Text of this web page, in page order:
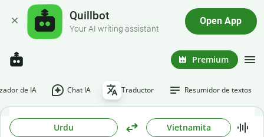
Quillbot
Your AI writing assistant
Open App
Premium
de IA Chat IA Traductor Resumidor de textos
Urdu Vietnamita